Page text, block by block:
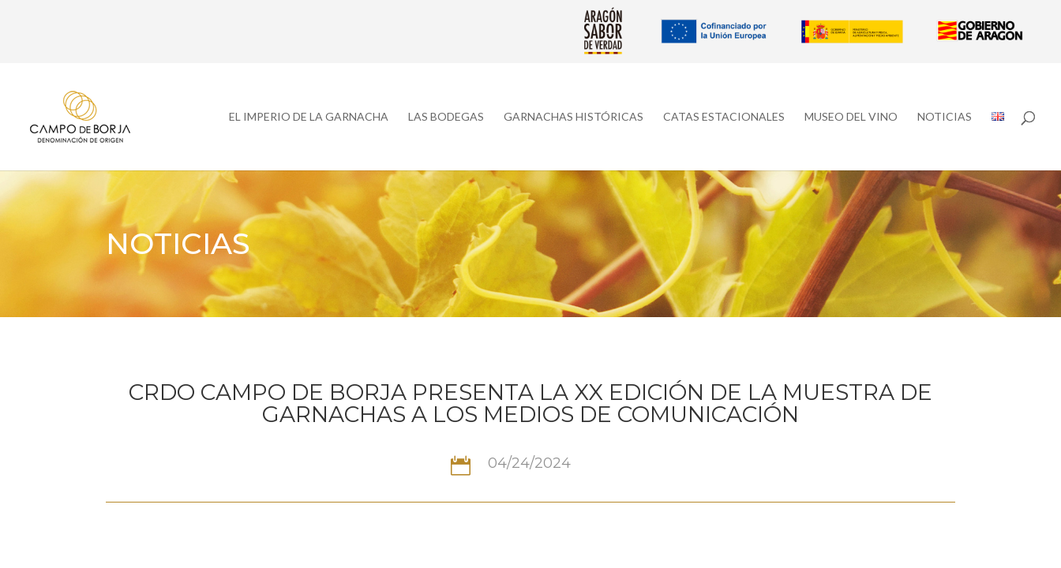
EL IMPERIO DE LA GARNACHA LAS BODEGAS GARNACHAS HISTÓRICAS CATAS ESTACIONALES MUSEO DEL VINO NOTICIAS
NOTICIAS
CRDO CAMPO DE BORJA PRESENTA LA XX EDICIÓN DE LA MUESTRA DE
GARNACHAS A LOS MEDIOS DE COMUNICACIÓN
 04/24/2024